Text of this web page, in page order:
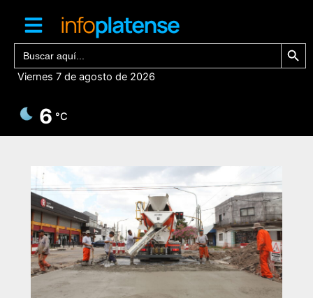
contenido
Buscar: Botón de
Viernes 7 de agosto de 2026
6 °C